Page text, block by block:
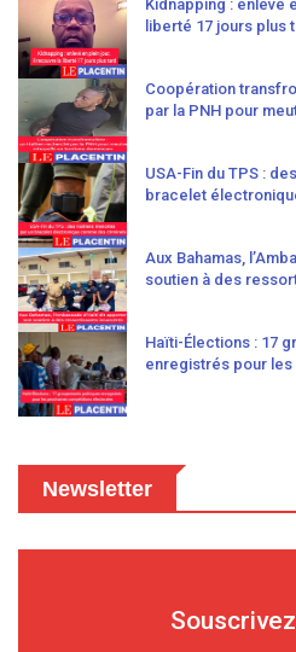
Kidnapping : enlevé
liberté 17 jours plus
Coopération
par la PNH pour
USA-Fin du TPS :
bracelet
Aux Bahamas,
soutien à des
Haïti-Élections : 17
enregistrés pour
Newsletter